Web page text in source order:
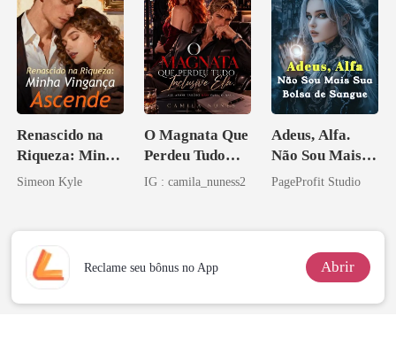
Renascido na
Riqueza: Minha
Vingança
Simeon Kyle
O Magnata Que
Perdeu Tudo
Inclusive Ela
IG : camila_nuness2
Adeus, Alfa.
Não Sou Mais
Sua Bolsa de
PageProfit Studio
Reclame seu bônus no App Abrir